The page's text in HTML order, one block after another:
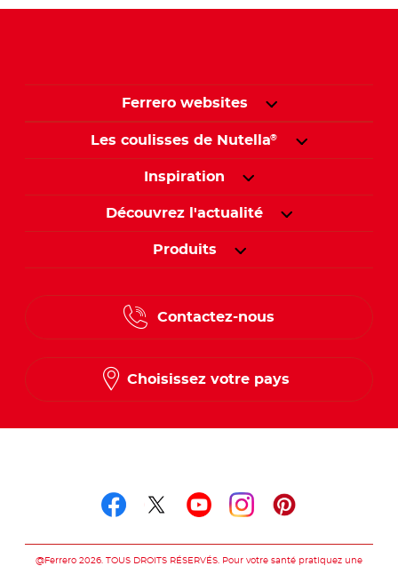
Ferrero websites
Les coulisses de Nutella®
Inspiration
Découvrez l'actualité
Produits
Contactez-nous
Choisissez votre pays
@Ferrero 2026. TOUS DROITS RÉSERVÉS. Pour votre santé pratiquez une